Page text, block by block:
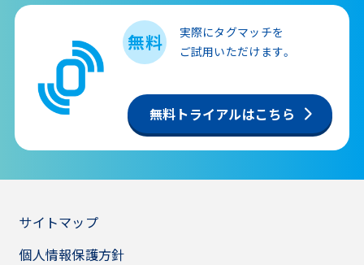
無料
実際にタグマッチを
ご試用いただけます。
無料トライアルはこちら
サイトマップ
個人情報保護方針